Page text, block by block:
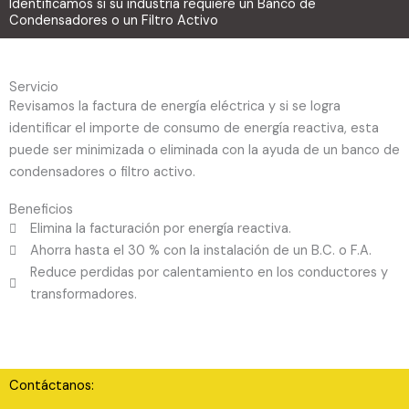
Identificamos si su industria requiere un Banco de
Condensadores o un Filtro Activo
Servicio
Revisamos la factura de energía eléctrica y si se logra
identificar el importe de consumo de energía reactiva, esta
puede ser minimizada o eliminada con la ayuda de un banco de
condensadores o filtro activo.
Beneficios
Elimina la facturación por energía reactiva.
Ahorra hasta el 30 % con la instalación de un B.C. o F.A.
Reduce perdidas por calentamiento en los conductores y
transformadores.
Contáctanos: